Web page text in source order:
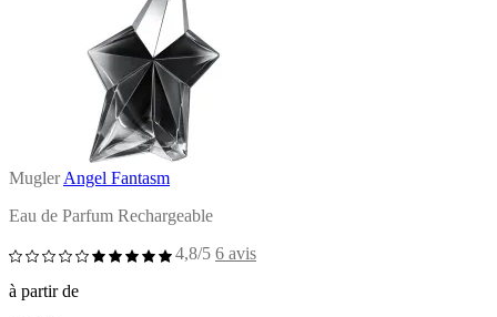
Mugler Angel Fantasm
Eau de Parfum Rechargeable
4,8/5 6 avis
à partir de